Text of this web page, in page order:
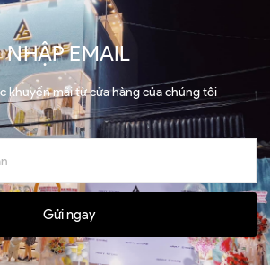
NHẬP EMAIL
khuyến mãi từ cửa hàng của chúng tôi
Gửi ngay